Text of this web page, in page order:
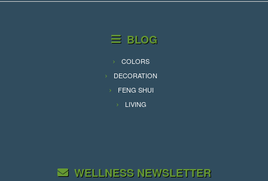
BLOG
COLORS
DECORATION
FENG SHUI
LIVING
WELLNESS NEWSLETTER